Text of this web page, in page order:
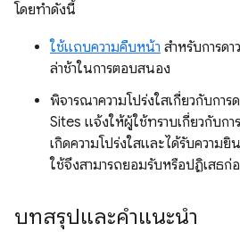
โดยทำดังนี้
ใช้แถบความคืบหน้า สำหรับการด
ล่าช้าในการตอบสนอง
พิจารณาความโปร่งใสเกี่ยวกับกา
Sites แจ้งให้ผู้ใช้ทราบเกี่ยวกับกา
เกิดความโปร่งใสและได้รับความ
ใช้จึงสามารถยอมรับหรือปฏิเสธก่
บทสรุปและคําแนะนํา